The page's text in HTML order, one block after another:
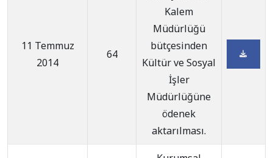
11 Temmuz
2014
64
Kalem
Müdürlüğü
bütçesinden
Kültür ve Sosyal
İşler
Müdürlüğüne
ödenek
aktarılması.